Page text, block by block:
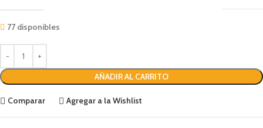
77 disponibles
AÑADIR AL CARRITO
Comparar Agregar a la Wishlist